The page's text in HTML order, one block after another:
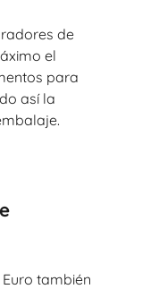
de
el
para
así la
también